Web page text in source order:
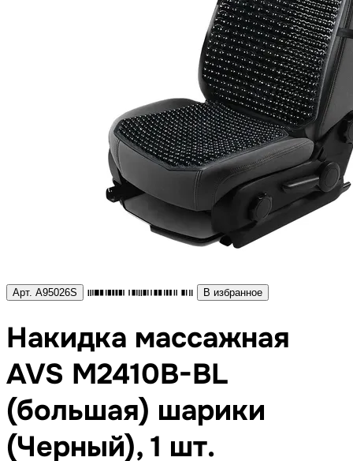
Арт. A95026S В избранное
Накидка массажная
AVS M2410B-BL
(большая) шарики
(Черный), 1 шт.